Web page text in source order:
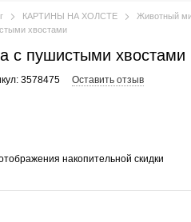
КАРТИНЫ НА ХОЛСТЕ Животный
хвостами
с пушистыми хвостами
3578475 Оставить отзыв
накопительной скидки